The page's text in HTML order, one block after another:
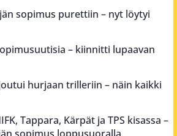
sopimus purettiin – nyt löytyi
– kiinnitti lupaavan
hurjaan trilleriin – näin kaikki
Tappara, Kärpät ja TPS kisassa –